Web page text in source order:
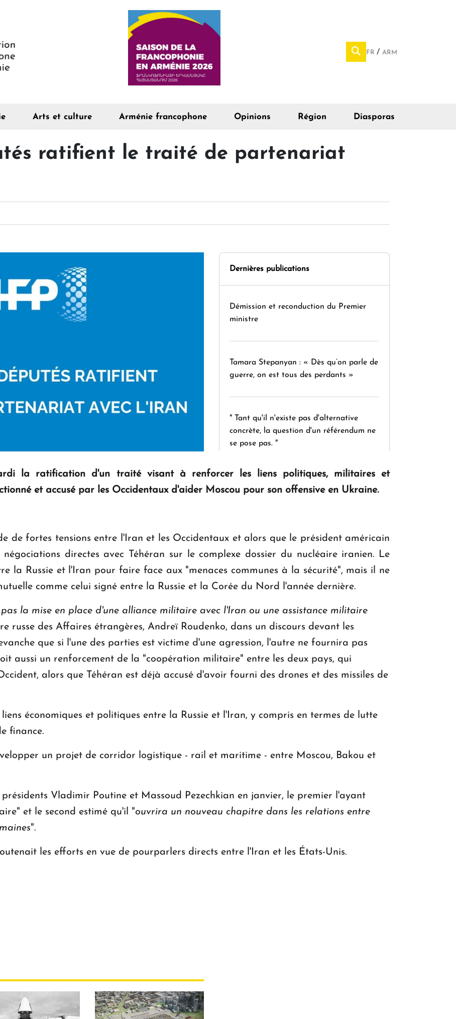
FR ARM
Arts et culture Arménie francophone Opinions Région Diasporas
ratifient le traité de partenariat
Dernières publications
Démission et reconduction du Premier
ministre
Tamara Stepanyan : « Dès qu’on parle de
guerre, on est tous des perdants »
" Tant qu'il n'existe pas d'alternative
concrète, la question d'un référendum ne
se pose pas. "
KASA : 30 ans d'audace, de résilience et
Le premier hôtel Hyatt Regency
d'Arménie ouvrira ses portes à Dilijan
la ratification d'un traité visant à renforcer les liens politiques, militaires et
et accusé par les Occidentaux d'aider Moscou pour son offensive en Ukraine.
de fortes tensions entre l'Iran et les Occidentaux et alors que le président américain
directes avec Téhéran sur le complexe dossier du nucléaire iranien. Le
la Russie et l'Iran pour faire face aux "menaces communes à la sécurité", mais il ne
comme celui signé entre la Russie et la Corée du Nord l'année dernière.
la mise en place d'une alliance militaire avec l'Iran ou une assistance militaire
russe des Affaires étrangères, Andreï Roudenko, dans un discours devant les
que si l'une des parties est victime d'une agression, l'autre ne fournira pas
aussi un renforcement de la "coopération militaire" entre les deux pays, qui
alors que Téhéran est déjà accusé d'avoir fourni des drones et des missiles de
économiques et politiques entre la Russie et l'Iran, y compris en termes de lutte
finance.
un projet de corridor logistique - rail et maritime - entre Moscou, Bakou et
Vladimir Poutine et Massoud Pezechkian en janvier, le premier l'ayant
et le second estimé qu'il "ouvrira un nouveau chapitre dans les relations entre
".
les efforts en vue de pourparlers directs entre l'Iran et les États-Unis.